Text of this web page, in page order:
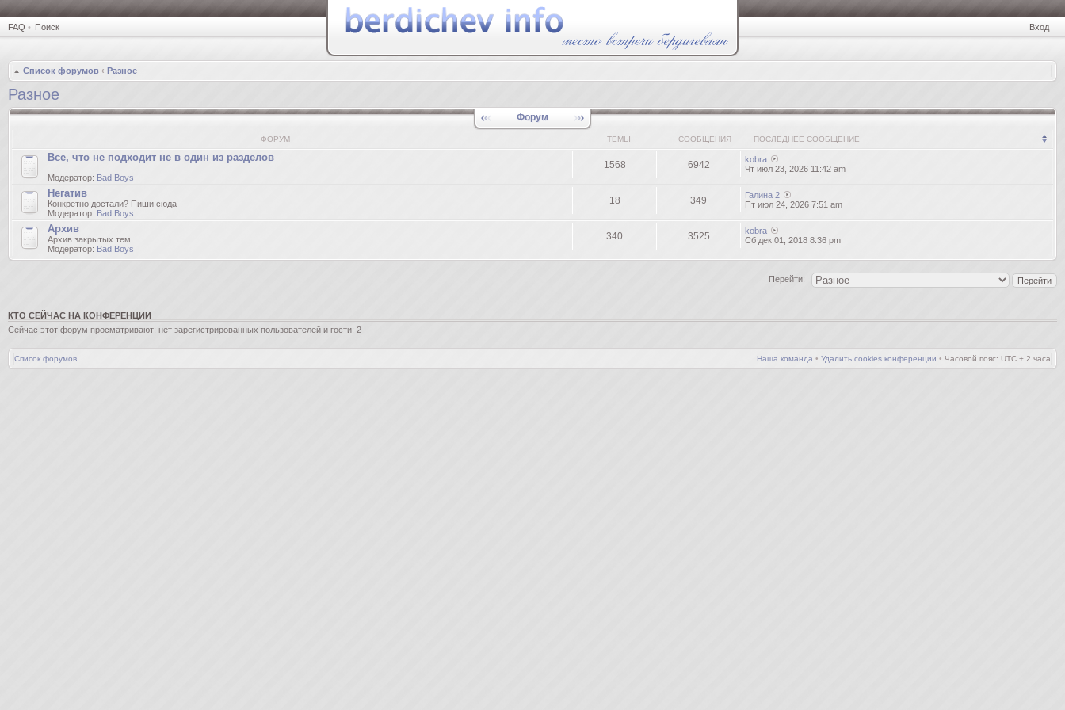
FAQ • Поиск Вход
Список форумов ‹ Разное
Разное
Форум
ФОРУМ ТЕМЫ СООБЩЕНИЯ ПОСЛЕДНЕЕ СООБЩЕНИЕ
Все, что не подходит не в один из разделов
Модератор: Bad Boys
1568 6942
kobra
Чт июл 23, 2026 11:42 am
Негатив
Конкретно достали? Пиши сюда
Модератор: Bad Boys
18 349
Галина 2
Пт июл 24, 2026 7:51 am
Архив
Архив закрытых тем
Модератор: Bad Boys
340 3525
kobra
Сб дек 01, 2018 8:36 pm
Перейти:
КТО СЕЙЧАС НА КОНФЕРЕНЦИИ
Сейчас этот форум просматривают: нет зарегистрированных пользователей и гости: 2
Список форумов Наша команда • Удалить cookies конференции • Часовой пояс: UTC + 2 часа